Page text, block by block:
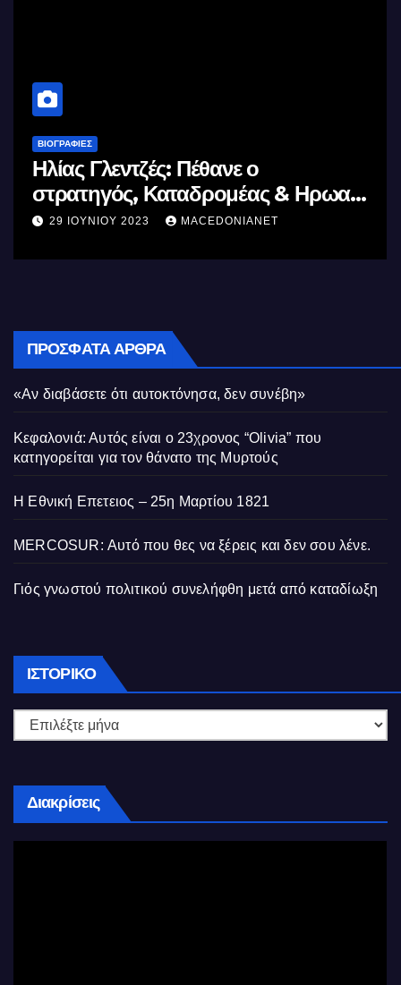
Ηρωας
Μέγας Αλέξανδρος: Ο
Ελλήνων
11 ΙΟΥΝΊΟΥ 2023 MACEDONIANET
ΠΡΌΣΦΑΤΑ ΆΡΘΡΑ
«Αν διαβάσετε ότι αυτοκτόνησα, δεν συνέβη»
Κεφαλονιά: Αυτός είναι ο 23χρονος “Olivia” που
κατηγορείται για τον θάνατο της Μυρτούς
Η Εθνική Επετειος – 25η Μαρτίου 1821
MERCOSUR: Αυτό που θες να ξέρεις και δεν σου λένε.
Γιός γνωστού πολιτικού συνελήφθη μετά από καταδίωξη
ΙΣΤΟΡΙΚΌ Ιστορικό
Διακρίσεις